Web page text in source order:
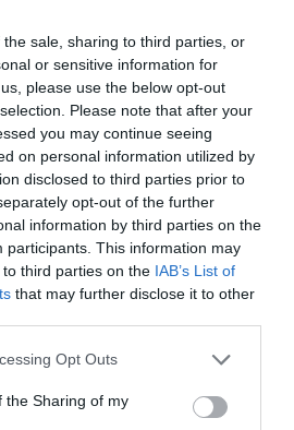
sale, sharing to third parties, or
or sensitive information for
please use the below opt-out
Please note that after your
you may continue seeing
on personal information utilized by
disclosed to third parties prior to
opt-out of the further
information by third parties on the
participants. This information may
third parties on the IAB’s List of
that may further disclose it to other
app uses one or more Google
usage behaviour. You may click to
Google and its third-party tags to
Opt Outs
the Sharing of my
ΕΙΔΗΣΕΙΣ ΕΥΒΟΙΑ
ΝΕΑ
ΕΙΔΗΣΕΩΝ